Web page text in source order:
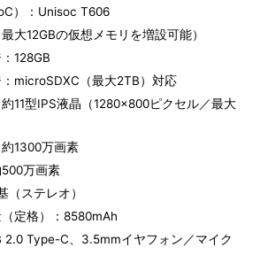
）：Unisoc T606
大12GBの仮想メモリを増設可能）
128GB
microSDXC（最大2TB）対応
11型IPS液晶（1280×800ピクセル／最大
1300万画素
万画素
（ステレオ）
定格）：8580mAh
2.0 Type-C、3.5mmイヤフォン／マイク